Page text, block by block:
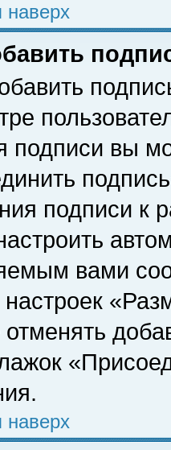
наверх
подписи вы
подписи
вами
настроек
наверх